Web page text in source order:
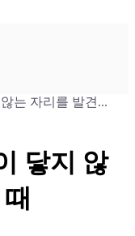
는 자리를 발견...
닿지 않